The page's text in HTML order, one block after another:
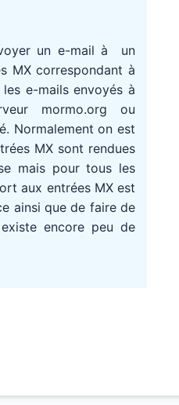
un e-mail à un
MX correspondant à
e-mails envoyés à
mormo.org ou
Normalement on est
MX sont rendues
mais pour tous les
aux entrées MX est
ainsi que de faire de
encore peu de